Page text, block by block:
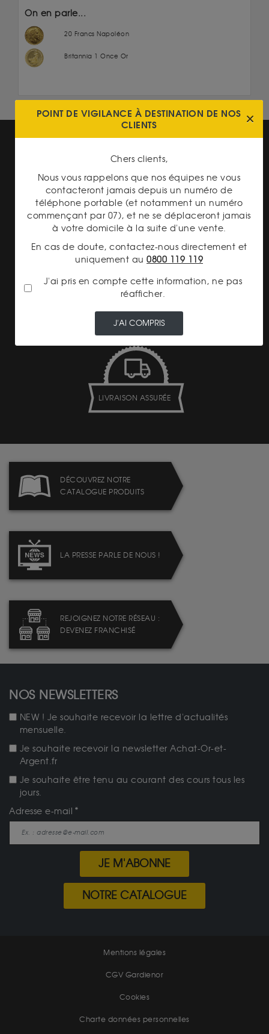
On en parle...
20 Francs Napoléon
Britannia 1 Once Or
PAIEMENT SECURISÉ
TRANSPARENCE DES
LIVRAISON ASSURÉE
DÉCOUVREZ NOTRE
CATALOGUE PRODUITS
LA PRESSE PARLE DE NOUS !
REJOIGNEZ NOTRE RÉSEAU :
DEVENEZ FRANCHISÉ
NOS NEWSLETTERS
NEW ! Je souhaite recevoir la lettre d'actualités
mensuelle.
Je souhaite recevoir la newsletter Achat-Or-et-
Argent.fr
Je souhaite être tenu au courant des cours tous les
jours.
Adresse e-mail
JE M'ABONNE
NOTRE CATALOGUE
Mentions légales
CGV Gardienor
Cookies
Charte données personnelles
POINT DE VIGILANCE À DESTINATION DE NOS
CLIENTS
Chers clients,
Nous vous rappelons que nos équipes ne vous
contacteront jamais depuis un numéro de
téléphone portable (et notamment un numéro
commençant par 07), et ne se déplaceront jamais
à votre domicile à la suite d'une vente.
En cas de doute, contactez-nous directement et
uniquement au 0800 119 119
J'ai pris en compte cette information, ne pas
réafficher.
J'AI COMPRIS